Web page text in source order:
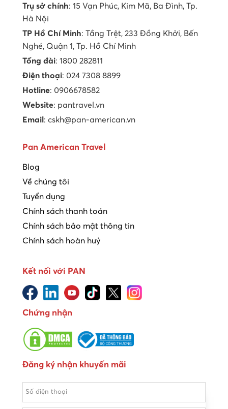
Trụ sở chính: 15 Vạn Phúc, Kim Mã, Ba Đình, Tp.
Hà Nội
TP Hồ Chí Minh: Tầng Trệt, 233 Đồng Khởi, Bến
Nghé, Quận 1, Tp. Hồ Chí Minh
Tổng đài: 1800 282811
Điện thoại: 024 7308 8899
Hotline: 0906678582
Website: pantravel.vn
Email : cskh@pan-american.vn
Pan American Travel
Blog
Về chúng tôi
Tuyển dụng
Chính sách thanh toán
Chính sách bảo mật thông tin
Chính sách hoàn huỷ
Kết nối với PAN
Chứng nhận
Đăng ký nhận khuyến mãi